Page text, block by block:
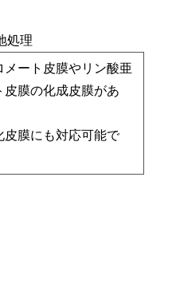
処理
ート皮膜やリン酸亜
膜の化成皮膜があ
膜にも対応可能で